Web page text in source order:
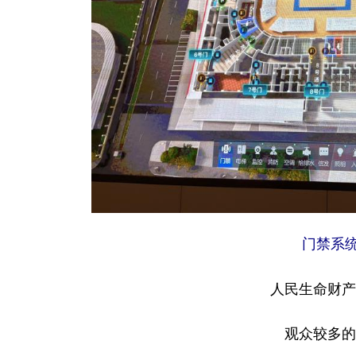
门禁系
人民生命财
观众较多